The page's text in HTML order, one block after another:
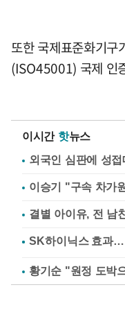
또한 국제표준화기구
(ISO45001) 국제 인
이시간 핫뉴스
외국인 심판에 성
이승기 "구속 차가
결별 아이유, 전 남
황기순 "원정 도박